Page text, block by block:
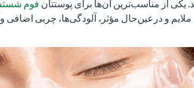
از مناسب‌ترین آن‌ها برای پوستتان فوم
و درعین‌حال مؤثر، آلودگی‌ها، چربی اضافی